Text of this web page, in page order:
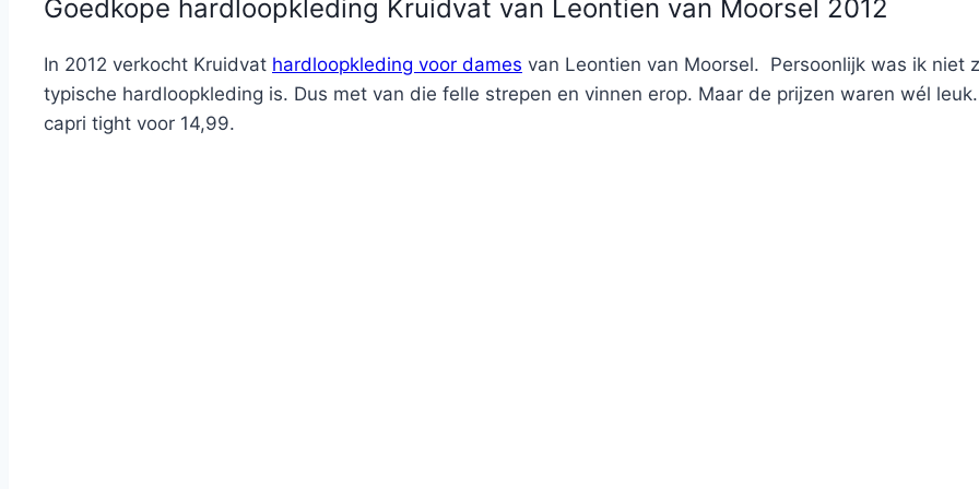
Goedkope hardloopkleding Kruidvat van Leontien van Moorsel 2012
In 2012 verkocht Kruidvat hardloopkleding voor dames van Leontien van Moorsel. Persoonlijk was ik
typische hardloopkleding is. Dus met van die felle strepen en vinnen erop. Maar de prijzen waren wél
capri tight voor 14,99.